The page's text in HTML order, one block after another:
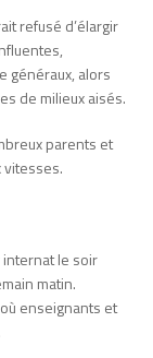
refusé d’élargir
généraux, alors
de milieux aisés.
parents et
vitesses.
le soir
matin.
enseignants et